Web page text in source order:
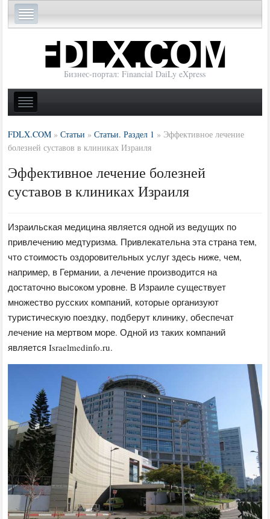
Бизнес-портал: Financial DaiLy eXpress
FDLX.COM »Статьи »Статьи. Раздел 1 » Эффективное лечение
болезней суставов в клиниках Израиля
Эффективное лечение болезней
суставов в клиниках Израиля
Израильская медицина является одной из ведущих по
привлечению медтуризма. Привлекательна эта страна тем,
что стоимость оздоровительных услуг здесь ниже, чем,
например, в Германии, а лечение производится на
достаточно высоком уровне. В Израиле существует
множество русских компаний, которые организуют
туристическую поездку, подберут клинику, обеспечат
лечение на мертвом море. Одной из таких компаний
является Israelmedinfo.ru.